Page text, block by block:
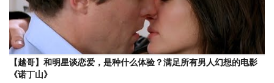
【越哥】和明星谈恋爱，是种什么体验？满足所有男人幻想的电影
《诺丁山》